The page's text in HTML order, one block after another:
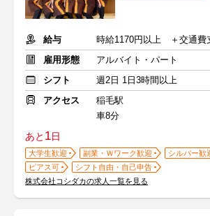
給与
時給1170円以上 ＋交通費
雇用形態
アルバイト・パート
シフト
週2日 1日3時間以上
アクセス
稲毛駅
車8分
あと 1日
大学生歓迎 副業・Ｗワーク歓迎
シルバー歓
ピアス可
シフト自由・自己申告
株式会社コシダカの求人一覧を見る